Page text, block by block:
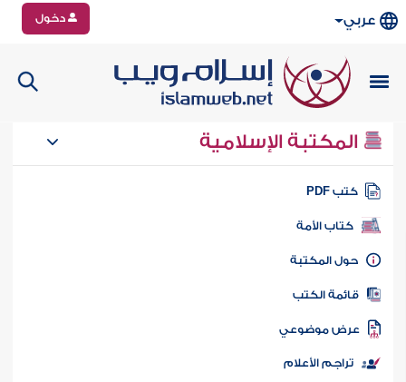
عربي دخول
المكتبة الإسلامية
كتب PDF
كتاب الأمة
المكتبة
الكتب
موضوعي